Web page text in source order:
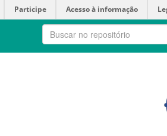
Participe Acesso à informação